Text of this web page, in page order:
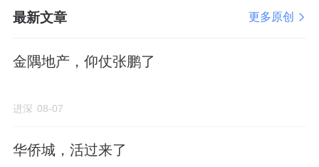
清橡树湾首排距离公路还要近。
小区全部建筑都没做满60米的高度指标上限。
最新文章 更多原创
金隅地产，仰仗张鹏了
进深 08-07
华侨城，活过来了